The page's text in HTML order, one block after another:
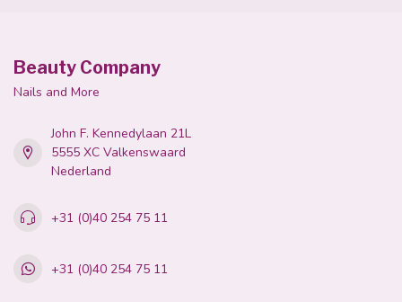
Beauty Company
Nails and More
John F. Kennedylaan 21L
5555 XC Valkenswaard
Nederland
+31 (0)40 254 75 11
+31 (0)40 254 75 11